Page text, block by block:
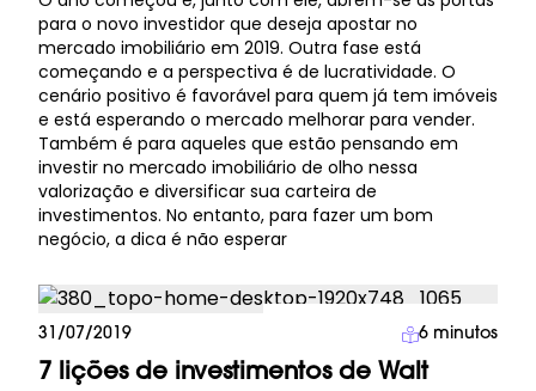
para o novo investidor que deseja apostar no
mercado imobiliário em 2019. Outra fase está
começando e a perspectiva é de lucratividade. O
cenário positivo é favorável para quem já tem imóveis
e está esperando o mercado melhorar para vender.
Também é para aqueles que estão pensando em
investir no mercado imobiliário de olho nessa
valorização e diversificar sua carteira de
investimentos. No entanto, para fazer um bom
negócio, a dica é não esperar
Investimento Imobiliário
31/07/2019 6 minutos
7 lições de investimentos de Walt